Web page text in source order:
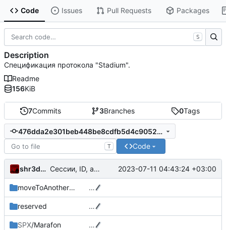
Code Issues Pull Requests Packages
7Commits 3Branches 0Tags
476dda2e301beb448be8cdfb5d4c9052e00697a9
T Code
shr3dd3r Сессии, ID, аутентификация и прочее 2023-07-11 04:43:24 +03:00
moveToAnotherRepo …
reserved …
SPX/Marafon …
S
Description
Спецификация протокола "Stadium".
Readme
156KiB